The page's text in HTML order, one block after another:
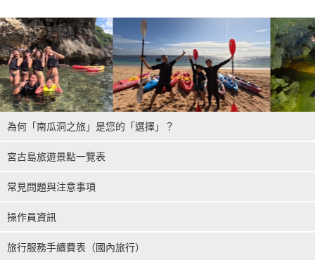
為何「南瓜洞之旅」是您的「選擇」？
宮古島旅遊景點一覽表
常見問題與注意事項
操作員資訊
旅行服務手續費表（國內旅行）